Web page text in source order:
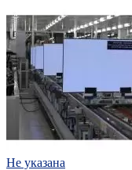
Не указана